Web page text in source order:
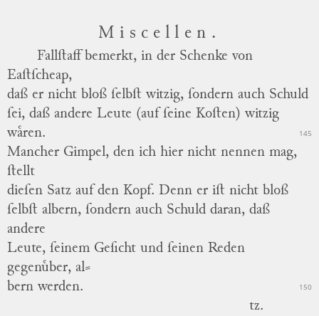
Miscellen.
Fallſtaff bemerkt, in der Schenke von
Eaſtſcheap,
daß er nicht bloß ſelbſt witzig, ſondern auch Schuld
ſei, daß andere Leute (auf ſeine Koſten) witzig
waͤren.
145
Mancher Gimpel, den ich hier nicht nennen mag,
ſtellt
dieſen Satz auf den Kopf. Denn er iſt nicht bloß
ſelbſt albern, ſondern auch Schuld daran, daß
andere
Leute, ſeinem Geſicht und ſeinen Reden
gegenuͤber, al⸗
bern werden.
150
tz.